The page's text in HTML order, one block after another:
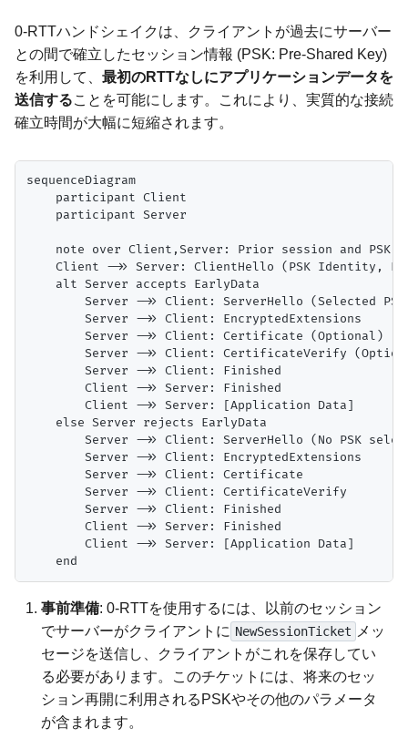
0-RTTハンドシェイクは、クライアントが過去にサーバー
との間で確立したセッション情報 (PSK: Pre-Shared Key)
を利用して、 最初のRTTなしにアプリケーションデータを
送信することを可能にします。これにより、実質的な接続
確立時間が大幅に短縮されます。
sequenceDiagram
    participant Client
    participant Server
note over Client,Server: Prior session and PSK
Client ->> Server: ClientHello (PSK Identity,
    alt Server accepts EarlyData
Server ->> Client: ServerHello (Selected
        Server ->> Client: EncryptedExtensions
        Server ->> Client: Certificate (Optional)
Server ->> Client: CertificateVerify
        Server ->> Client: Finished
        Client ->> Server: Finished
        Client ->> Server: [Application Data]
    else Server rejects EarlyData
Server ->> Client: ServerHello (No PSK
        Server ->> Client: EncryptedExtensions
        Server ->> Client: Certificate
        Server ->> Client: CertificateVerify
        Server ->> Client: Finished
        Client ->> Server: Finished
        Client ->> Server: [Application Data]
事前準備: 0-RTTを使用するには、以前のセッション
でサーバーがクライアントに NewSessionTicket
メッ
セージを送信し、クライアントがこれを保存してい
る必要があります。このチケットには、将来のセッ
ション再開に利用されるPSKやその他のパラメータ
が含まれます。